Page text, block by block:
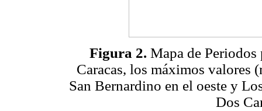
Figura 2. Mapa de
Caracas, los máximos valores
San Bernardino en el oeste y
Dos